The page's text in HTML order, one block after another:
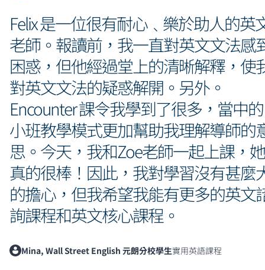
Felix 是一位很有耐心﹑樂於助人的英
老師。報讀前，我一直對英文文法感
困惑，但他經過堂上的清晰解釋，使
對英文文法的疑惑解開。另外。
Encounter 課令我學到了很多，當中的
小班教學模式更加幫助我理解導師的
思。今天，我和Zoe老師一起上課，她
真的很棒！因此，我對學習沒有甚麼
的擔心，但我希望我能有更多的英文
詢課程和英文核心課程。
Mina, Wall Street English 元朗分校學生實用英語課程